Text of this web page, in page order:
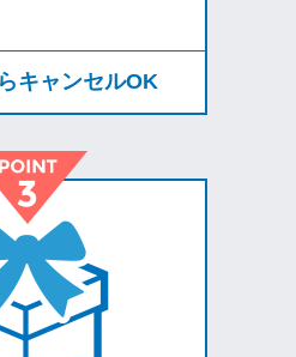
キャンセルOK